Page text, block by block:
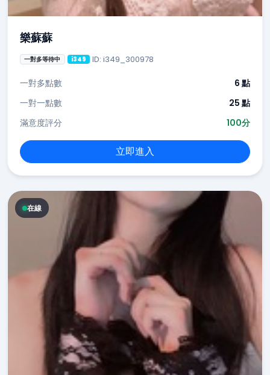
樂蘇蘇
一對多等待中 i349 ID: i349_300978
一對多點數
6 點
一對一點數
25 點
滿意度評分
100分
立即進入
在線